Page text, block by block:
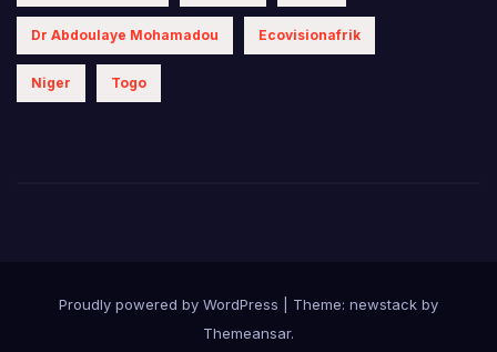
Dr Abdoulaye Mohamadou Ecovisionafrik
Niger Togo
Proudly powered by WordPress
Theme: newstack by
Themeansar.